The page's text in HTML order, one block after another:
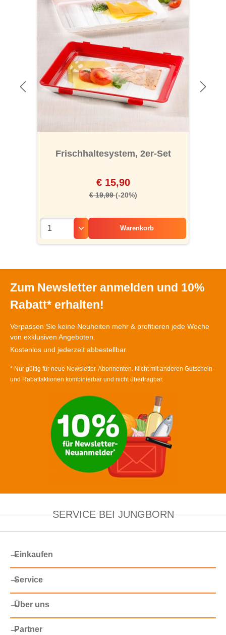
Frischhaltesystem, 2er-Set
€ 15,90
€ 19,99(-20%)
Warenkorb
Zum Newsletter anmelden und 10%
Rabatt* erhalten!
Verpassen Sie keine Neuheiten mehr & profitieren jede Woche
von exklusiven Angeboten.
Kostenlos und jederzeit abbestellbar.
* Nur gültig für neue Newsletter-Abonnenten. Nicht mit anderen Gutschein-
und Rabattaktionen kombinierbar und nicht übertragbar.
SERVICE BEI JUNGBORN
Einkaufen
Service
Über uns
Partner